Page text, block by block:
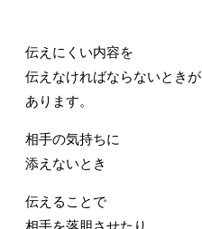
伝えにくい内容を
伝えなければならないときが
あります。
相手の気持ちに
添えないとき
伝えることで
相手を落胆させたり